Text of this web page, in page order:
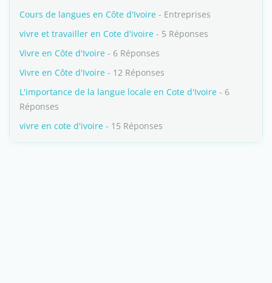
Cours de langues en Côte d'Ivoire - Entreprises
vivre et travailler en Cote d'ivoire - 5 Réponses
Vivre en Côte d'Ivoire - 6 Réponses
Vivre en Côte d'Ivoire - 12 Réponses
L'importance de la langue locale en Cote d'Ivoire - 6
Réponses
vivre en cote d'ivoire - 15 Réponses